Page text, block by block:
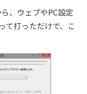
、ウェブやPC設定
て打っただけで、こ